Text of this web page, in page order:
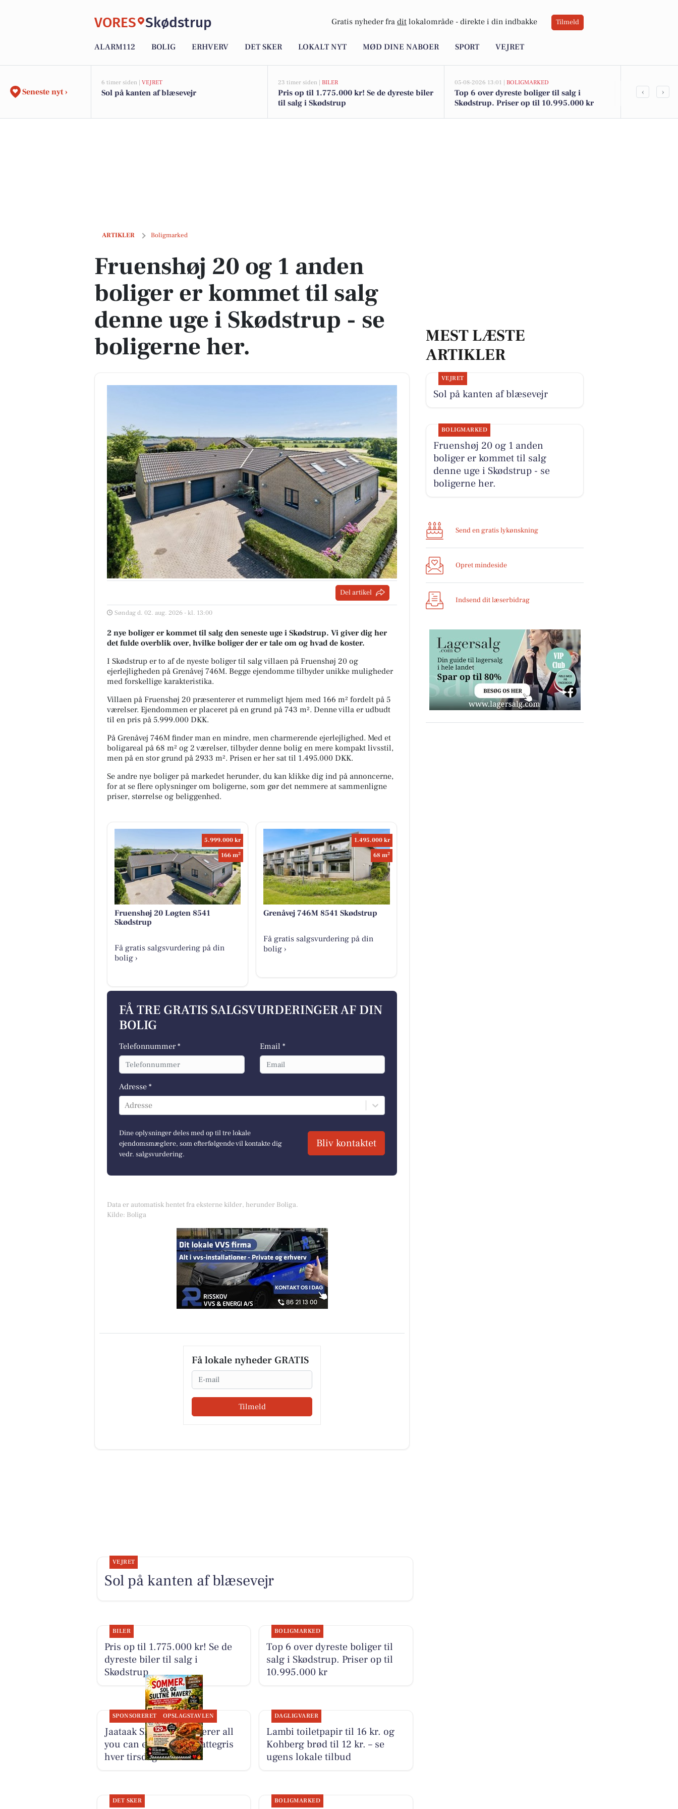
VORES Skødstrup Gratis nyheder fra dit lokalområde - direkte i din indbakke Tilmeld
ALARM112 BOLIG ERHVERV DET SKER LOKALT NYT MØD DINE NABOER SPORT VEJRET
Seneste nyt ›
6 timer siden | VEJRET
Sol på kanten af blæsevejr
23 timer siden | BILER
Pris op til 1.775.000 kr! Se de dyreste biler
til salg i Skødstrup
05-08-2026 13:01 | BOLIGMARKED
Top 6 over dyreste boliger til salg i
Skødstrup. Priser op til 10.995.000 kr
Lambi
‹ ›
ARTIKLER Boligmarked
Fruenshøj 20 og 1 anden boliger er kommet til salg denne uge i Skødstrup - se boligerne her.
Fruenshøj 20 og 1 anden
boliger er kommet til salg
denne uge i Skødstrup - se
boligerne her.
Del artikel
Søndag d. 02. aug. 2026 - kl. 13:00
2 nye boliger er kommet til salg den seneste uge i Skødstrup. Vi giver dig her
det fulde overblik over, hvilke boliger der er tale om og hvad de koster.
I Skødstrup er to af de nyeste boliger til salg villaen på Fruenshøj 20 og
ejerlejligheden på Grenåvej 746M. Begge ejendomme tilbyder unikke muligheder
med forskellige karakteristika.
Villaen på Fruenshøj 20 præsenterer et rummeligt hjem med 166 m² fordelt på 5
værelser. Ejendommen er placeret på en grund på 743 m². Denne villa er udbudt
til en pris på 5.999.000 DKK.
På Grenåvej 746M finder man en mindre, men charmerende ejerlejlighed. Med et
boligareal på 68 m² og 2 værelser, tilbyder denne bolig en mere kompakt livsstil,
men på en stor grund på 2933 m². Prisen er her sat til 1.495.000 DKK.
Se andre nye boliger på markedet herunder, du kan klikke dig ind på annoncerne,
for at se flere oplysninger om boligerne, som gør det nemmere at sammenligne
priser, størrelse og beliggenhed.
5.999.000 kr
166 m2
Fruenshøj 20 Løgten 8541
Skødstrup
Få gratis salgsvurdering på din
bolig ›
1.495.000 kr
68 m2
Grenåvej 746M 8541 Skødstrup
Få gratis salgsvurdering på din
bolig ›
FÅ TRE GRATIS SALGSVURDERINGER AF DIN
BOLIG
Telefonnummer * Email *
Adresse *
Adresse
Dine oplysninger deles med op til tre lokale
ejendomsmæglere, som efterfølgende vil kontakte dig
vedr. salgsvurdering.
Bliv kontaktet
Data er automatisk hentet fra eksterne kilder, herunder Boliga.
Kilde: Boliga
Få lokale nyheder GRATIS
Email
Tilmeld
MEST LÆSTE
ARTIKLER
VEJRET
Sol på kanten af blæsevejr
BOLIGMARKED
Fruenshøj 20 og 1 anden
boliger er kommet til salg
denne uge i Skødstrup - se
boligerne her.
Send en gratis lykønskning
Opret mindeside
Indsend dit læserbidrag
VEJRET
Sol på kanten af blæsevejr
BILER
Pris op til 1.775.000 kr! Se de
dyreste biler til salg i
Skødstrup
BOLIGMARKED
Top 6 over dyreste boliger til
salg i Skødstrup. Priser op til
10.995.000 kr
SPONSORERET OPSLAGSTAVLEN
Jaataak Slagteren serverer all
you can eat helstegt pattegris
hver tirsdag
DAGLIGVARER
Lambi toiletpapir til 16 kr. og
Kohberg brød til 12 kr. – se
ugens lokale tilbud
DET SKER BOLIGMARKED